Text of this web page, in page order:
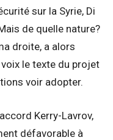
sur la Syrie, Di
de quelle nature?
droite, a alors
le texte du projet
voir adopter.
Kerry-Lavrov,
défavorable à